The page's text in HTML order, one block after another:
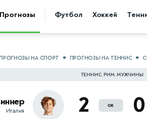
Прогнозы Футбол Хоккей
НА СПОРТ ПРОГНОЗЫ НА ТЕННИС
ТЕННИС. РИМ. МУЖЧИНЫ
Италия 2 ок 0